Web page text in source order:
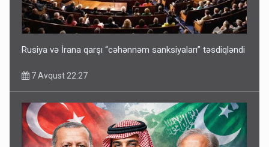
Rusiya və İrana qarşı “cəhənnəm sanksiyaları” təsdiqləndi
7 Avqust 22:27